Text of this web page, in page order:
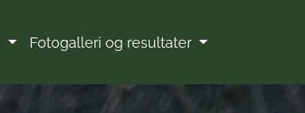
Fotogalleri og resultater